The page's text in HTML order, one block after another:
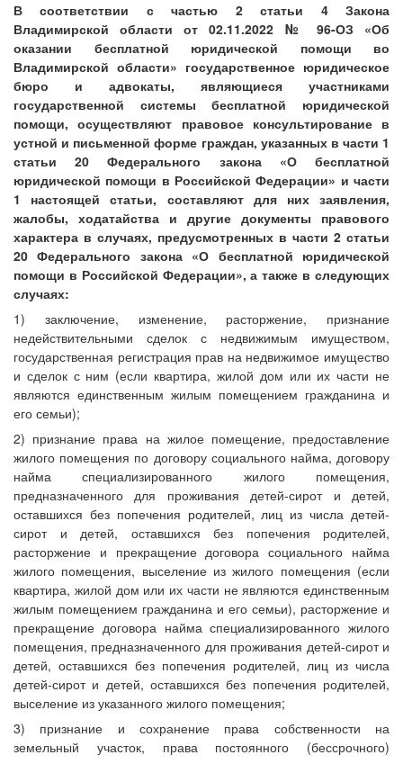
В соответствии с частью 2 статьи 4 Закона
Владимирской области от 02.11.2022 № 96-ОЗ «Об
оказании бесплатной юридической помощи во
Владимирской области» государственное юридическое
бюро и адвокаты, являющиеся участниками
государственной системы бесплатной юридической
помощи, осуществляют правовое консультирование в
устной и письменной форме граждан, указанных в части 1
статьи 20 Федерального закона «О бесплатной
юридической помощи в Российской Федерации» и части
1 настоящей статьи, составляют для них заявления,
жалобы, ходатайства и другие документы правового
характера в случаях, предусмотренных в части 2 статьи
20 Федерального закона «О бесплатной юридической
помощи в Российской Федерации», а также в следующих
случаях:
1) заключение, изменение, расторжение, признание
недействительными сделок с недвижимым имуществом,
государственная регистрация прав на недвижимое имущество
и сделок с ним (если квартира, жилой дом или их части не
являются единственным жилым помещением гражданина и
его семьи);
2) признание права на жилое помещение, предоставление
жилого помещения по договору социального найма, договору
найма специализированного жилого помещения,
предназначенного для проживания детей-сирот и детей,
оставшихся без попечения родителей, лиц из числа детей-
сирот и детей, оставшихся без попечения родителей,
расторжение и прекращение договора социального найма
жилого помещения, выселение из жилого помещения (если
квартира, жилой дом или их части не являются единственным
жилым помещением гражданина и его семьи), расторжение и
прекращение договора найма специализированного жилого
помещения, предназначенного для проживания детей-сирот и
детей, оставшихся без попечения родителей, лиц из числа
детей-сирот и детей, оставшихся без попечения родителей,
выселение из указанного жилого помещения;
3) признание и сохранение права собственности на
земельный участок, права постоянного (бессрочного)